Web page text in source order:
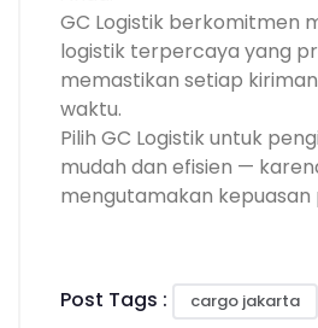
GC Logistik berkomitmen
logistik terpercaya yang
memastikan setiap
waktu.
Pilih GC Logistik untuk
mudah dan efisien —
mengutamakan kepuasan
Post Tags : cargo jakarta